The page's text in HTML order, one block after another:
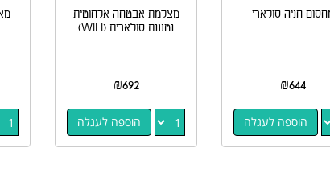
חניה סולארי
₪644
הוספה לעגלה
מצלמת אבטחה אלחוטית
נטענת סולארית (WIFI)
₪692
הוספה לעגלה